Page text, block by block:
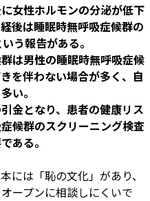
女性ホルモンの分泌が低下
後は睡眠時無呼吸症候群の
う報告がある。
は男性の睡眠時無呼吸症候
を伴わない場合が多く、自
い。
金となり、患者の健康リス
候群のスクリーニング検査
ある。
には「恥の文化」があり、
ープンに相談しにくいで